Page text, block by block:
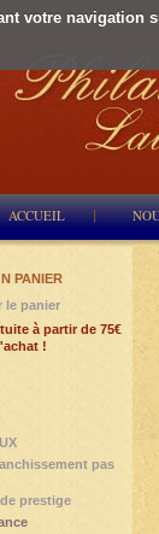
votre navigation
ACCUEIL
pas
prestige
PANIER
le panier
à partir de 75€
!